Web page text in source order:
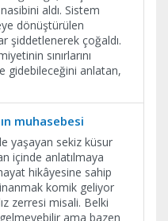
aldı. Sistem
dönüştürülen
şiddetlenerek çoğaldı.
sınırlarını
gidebileceğini anlatan,
muhasebesi
yaşayan sekiz küsur
içinde anlatılmaya
hikâyesine sahip
komik geliyor
zerresi misali. Belki
ama bazen